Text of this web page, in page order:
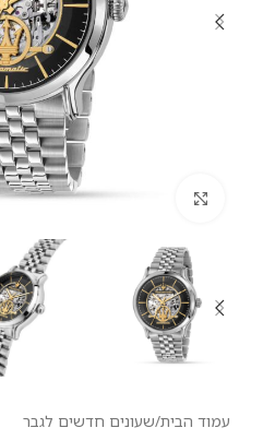
עמוד הבית/שעונים חדשים לגבר
לחץ להגדלה